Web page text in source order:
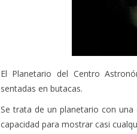
El Planetario del Centro
sentadas en butacas.
Se trata de un planetario con una
capacidad para mostrar casi